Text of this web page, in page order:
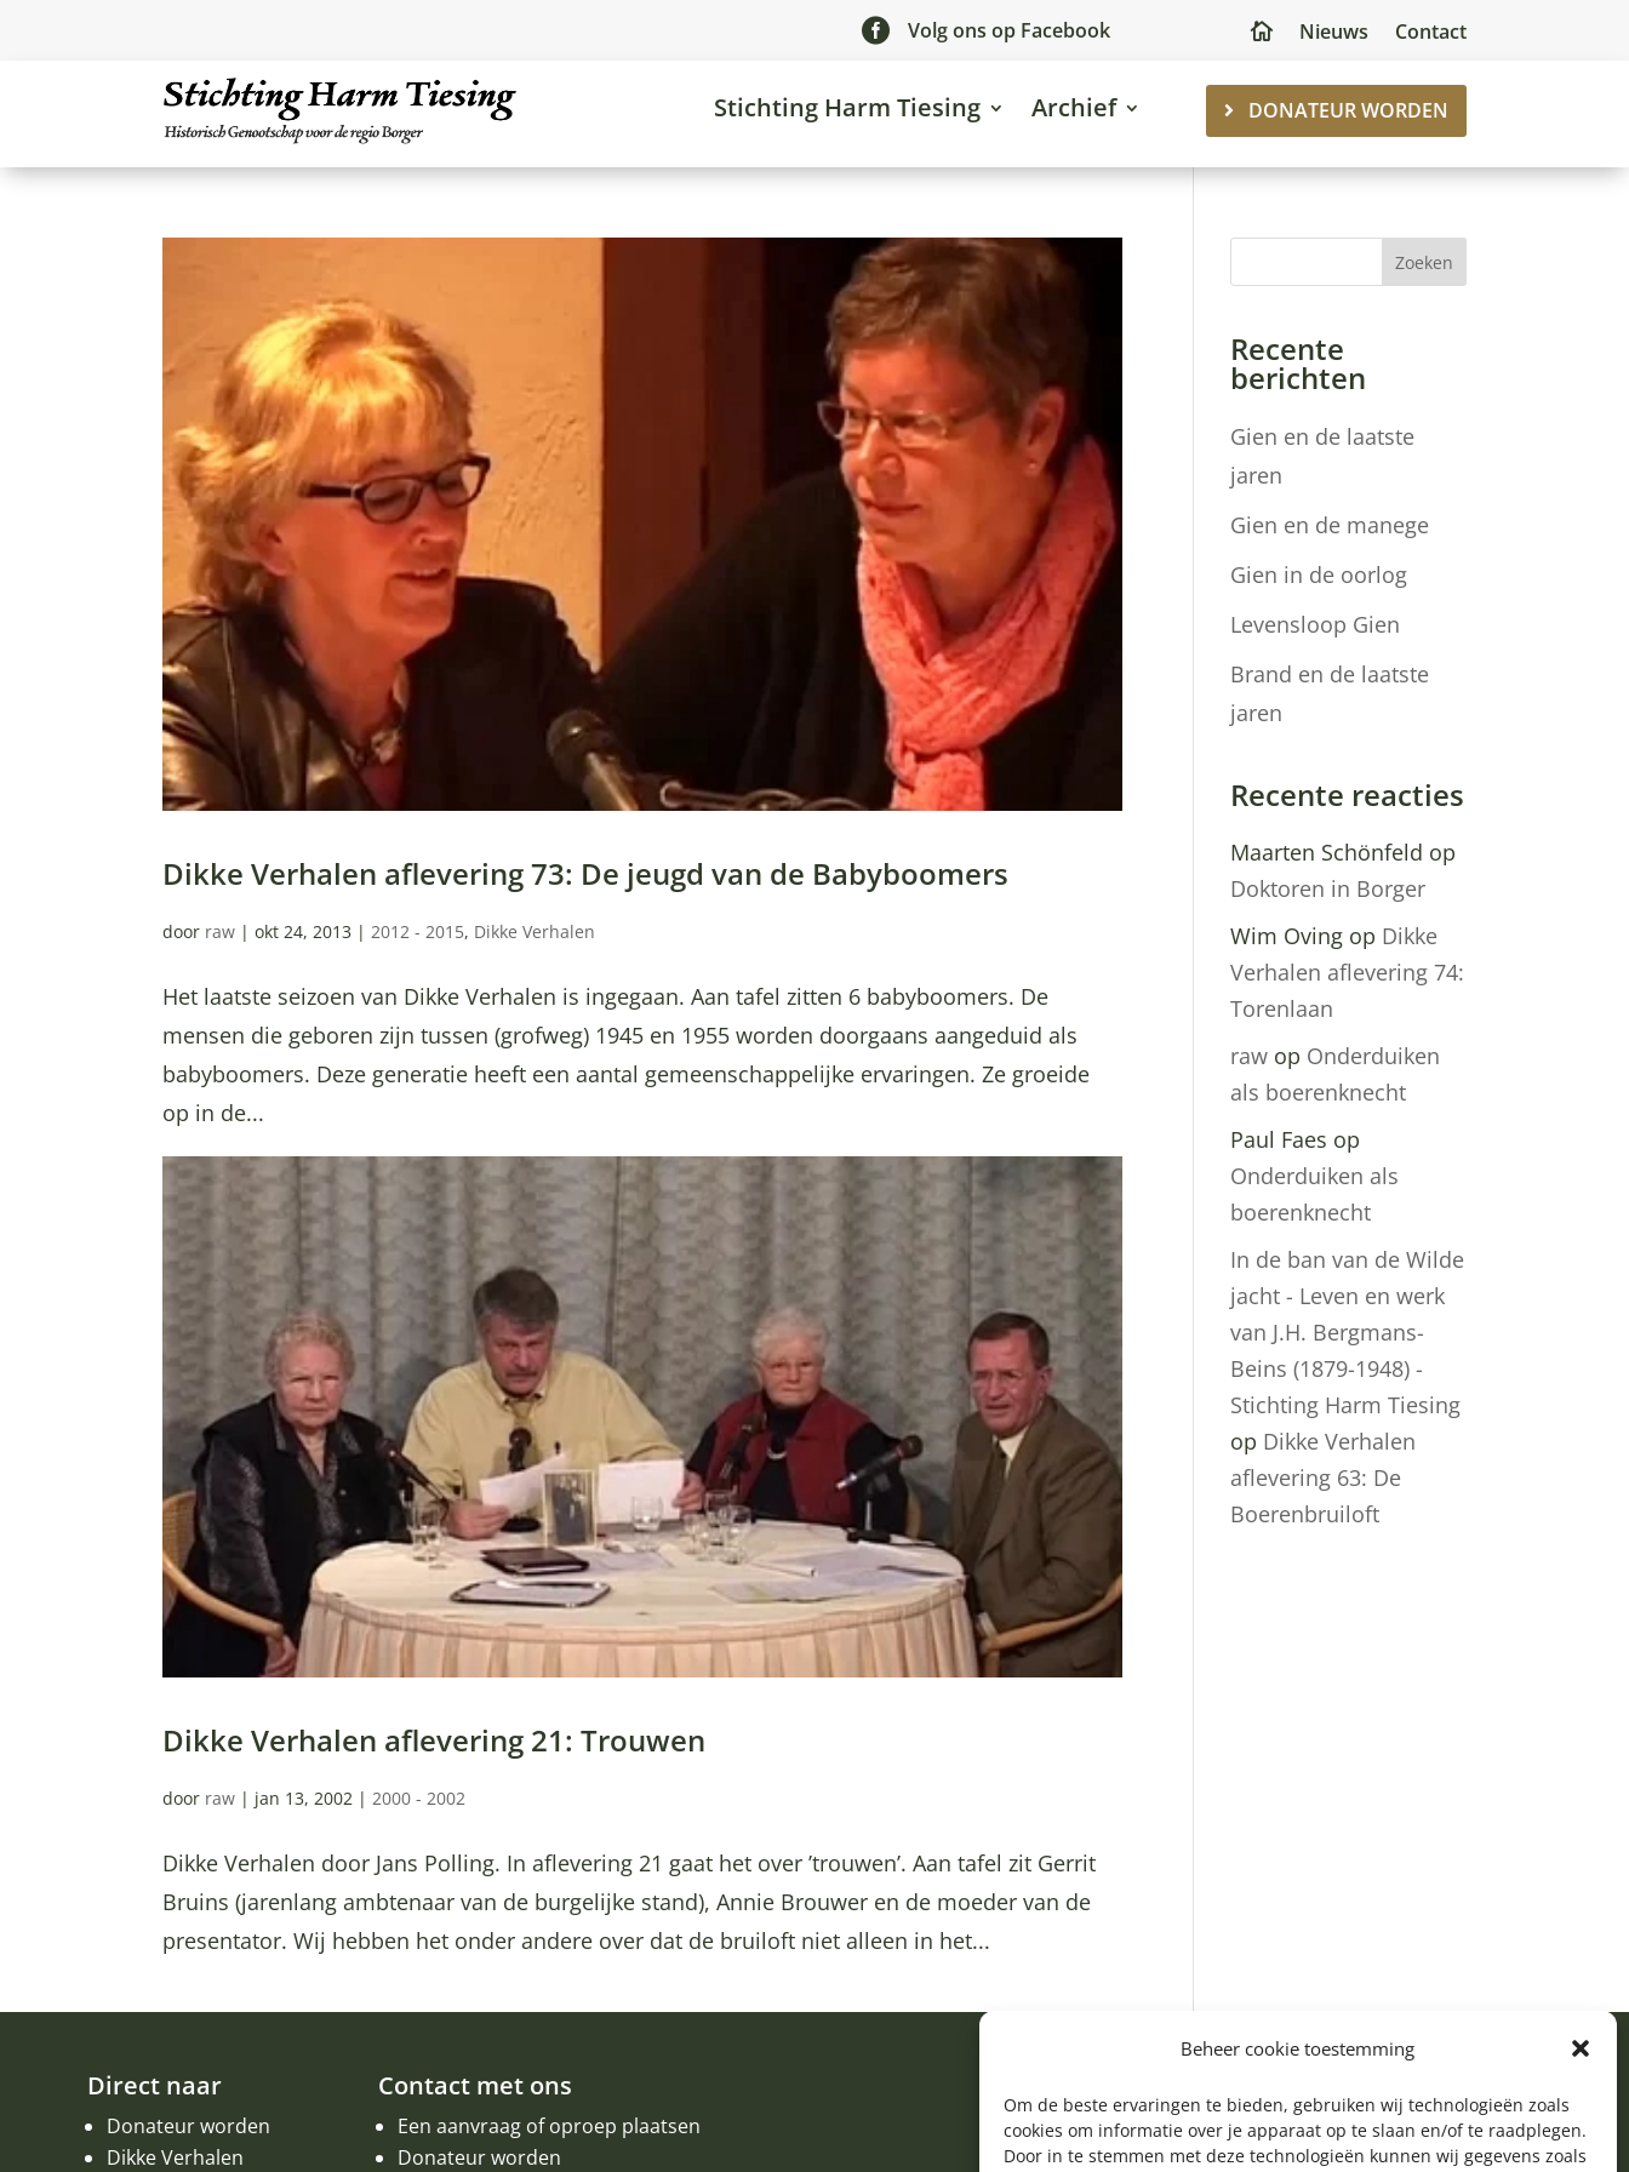
Beheer cookie toestemming
Om de beste ervaringen te bieden, gebruiken wij technologieën zoals
cookies om informatie over je apparaat op te slaan en/of te raadplegen.
Door in te stemmen met deze technologieën kunnen wij gegevens zoals
 Volg ons op Facebook  Nieuws Contact
Stichting Harm Tiesing Archief DONATEUR WORDEN
Dikke Verhalen aflevering 73: De jeugd van de Babyboomers
door raw |okt 24, 2013 |2012 - 2015, Dikke Verhalen
Het laatste seizoen van Dikke Verhalen is ingegaan. Aan tafel zitten 6 babyboomers. De
mensen die geboren zijn tussen (grofweg) 1945 en 1955 worden doorgaans aangeduid als
babyboomers. Deze generatie heeft een aantal gemeenschappelijke ervaringen. Ze groeide
op in de...
Dikke Verhalen aflevering 21: Trouwen
door raw | jan 13, 2002 |2000 - 2002
Dikke Verhalen door Jans Polling. In aflevering 21 gaat het over ’trouwen’. Aan tafel zit Gerrit
Bruins (jarenlang ambtenaar van de burgelijke stand), Annie Brouwer en de moeder van de
presentator. Wij hebben het onder andere over dat de bruiloft niet alleen in het...
Zoeken
Recente
berichten
Gien en de laatste
jaren
Gien en de manege
Gien in de oorlog
Levensloop Gien
Brand en de laatste
jaren
Recente reacties
Maarten Schönfeld op
Doktoren in Borger
Wim Oving op Dikke
Verhalen aflevering 74:
Torenlaan
raw op Onderduiken
als boerenknecht
Paul Faes op
Onderduiken als
boerenknecht
In de ban van de Wilde
jacht - Leven en werk
van J.H. Bergmans-
Beins (1879-1948) -
Stichting Harm Tiesing
op Dikke Verhalen
aflevering 63: De
Boerenbruiloft
Direct naar
Donateur worden
Dikke Verhalen
Contact met ons
Een aanvraag of oproep plaatsen
Donateur worden